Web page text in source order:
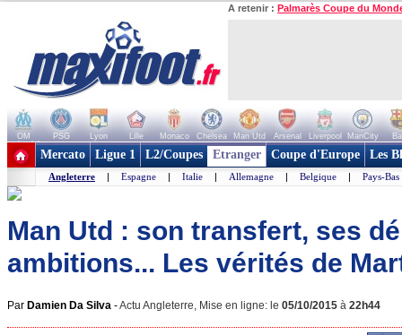
A retenir : Palmarès Coupe du
OM PSG Lyon Lille Monaco Chelsea Man Utd Arsenal Liverpool ManCity
+ de clubs
Mercato Ligue 1 L2/Coupes Etranger Coupe d'Europe Les
Angleterre | Espagne | Italie | Allemagne | Belgique | Pays-Bas
Man Utd : son transfert, ses
ambitions... Les vérités de
Par Damien Da Silva -Actu Angleterre, Mise en ligne: le 05/10/2015 à 22h44